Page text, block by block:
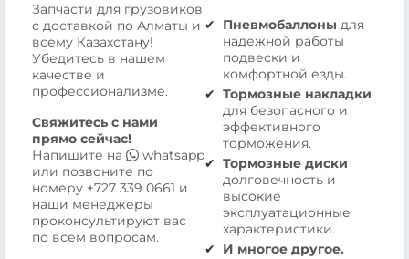
Запчасти для грузовиков
с доставкой по Алматы и
всему Казахстану!
Убедитесь в нашем
качестве и
профессионализме.
Свяжитесь с нами
прямо сейчас!
Напишите на
whatsapp
или позвоните по
номеру +727 339 0661 и
наши менеджеры
проконсультируют вас
по всем вопросам.
Пневмобаллоны для
надежной работы
подвески и
комфортной езды.
Тормозные накладки
для безопасного и
эффективного
торможения.
Тормозные диски
долговечность и
высокие
эксплуатационные
характеристики.
И многое другое.